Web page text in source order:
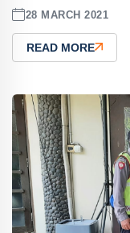
28 MARCH 2021
READ MORE